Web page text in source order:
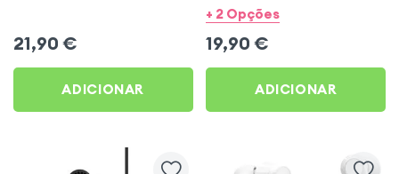
21,90 €
ADICIONAR
Earpods - branco
+ 2 Opções
19,90 €
ADICIONAR